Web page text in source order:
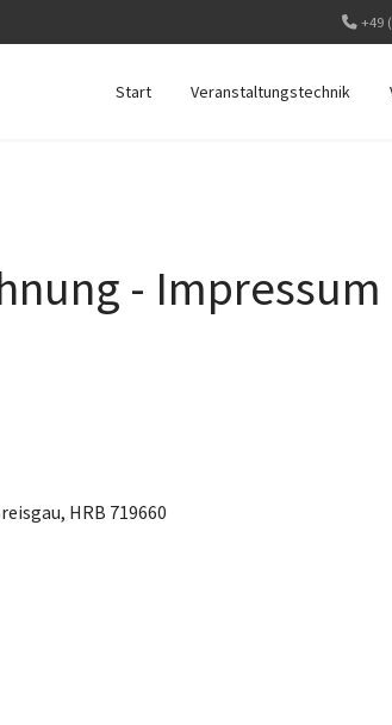
+49
Start Veranstaltungstechnik
- Impressum
HRB 719660